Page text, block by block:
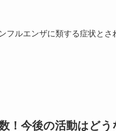
フルエンザに類する症状と
！今後の活動はどう